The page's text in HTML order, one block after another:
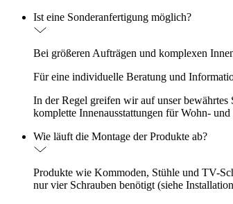
Ist eine Sonderanfertigung möglich?
Bei größeren Aufträgen und komplexen
Für eine individuelle Beratung und
In der Regel greifen wir auf unser
komplette Innenausstattungen für Wohn-
Wie läuft die Montage der Produkte ab?
Produkte wie Kommoden, Stühle und TV-
nur vier Schrauben benötigt (siehe